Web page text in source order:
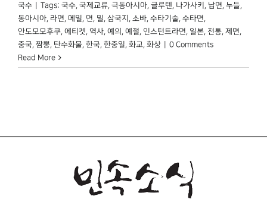
국수
Tags: 국수, 국제교류, 극동아시아, 글루텐, 나가사키 , 납면, 누들,
동아시아, 라면, 메밀, 면, 밀, 삼국지 , 소바, 수타기술, 수타면,
안도모모후쿠, 에티켓, 역사, 예의 , 예절, 인스턴트라면, 일본, 전통, 제면,
중국, 짬뽕, 탄수화물, 한국, 한중일, 화교, 화상
0 Comments
Read More